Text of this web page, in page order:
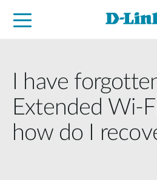
I have
Extended Wi-
how do I